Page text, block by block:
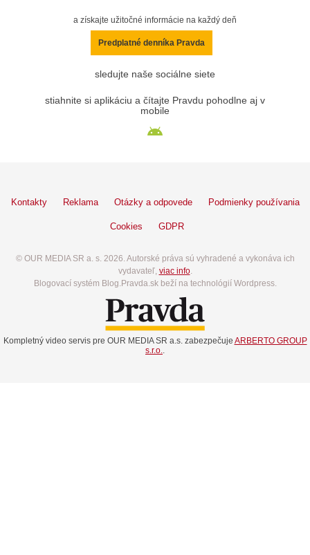
a získajte užitočné informácie na každý deň
Predplatné denníka Pravda
sledujte naše sociálne siete
stiahnite si aplikáciu a čítajte Pravdu pohodlne aj v
mobile
Kontakty Reklama Otázky a odpovede Podmienky používania
Cookies GDPR
© OUR MEDIA SR a. s. 2026. Autorské práva sú vyhradené a vykonáva ich
vydavateľ, viac info.
Blogovací systém Blog.Pravda.sk beží na technológií Wordpress.
Kompletný video servis pre OUR MEDIA SR a.s. zabezpečuje ARBERTO GROUP
s.r.o..